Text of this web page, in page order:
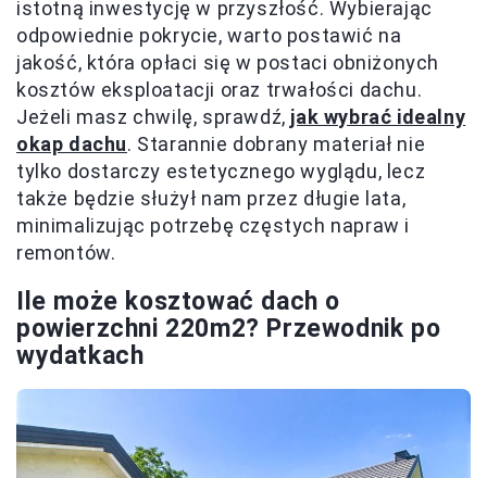
istotną inwestycję w przyszłość. Wybierając
odpowiednie pokrycie, warto postawić na
jakość, która opłaci się w postaci obniżonych
kosztów eksploatacji oraz trwałości dachu.
Jeżeli masz chwilę, sprawdź, jak wybrać idealny
okap dachu. Starannie dobrany materiał nie
tylko dostarczy estetycznego wyglądu, lecz
także będzie służył nam przez długie lata,
minimalizując potrzebę częstych napraw i
remontów.
Ile może kosztować dach o
powierzchni 220m2? Przewodnik po
wydatkach